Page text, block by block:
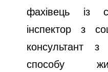
фахівець із
інспектор з
консультант
способу